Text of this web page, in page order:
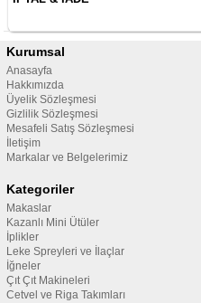
Kurumsal
Anasayfa
Hakkımızda
Üyelik Sözleşmesi
Gizlilik Sözleşmesi
Mesafeli Satış Sözleşmesi
İletişim
Markalar ve Belgelerimiz
Kategoriler
Makaslar
Kazanlı Mini Ütüler
İplikler
Leke Spreyleri ve İlaçlar
İğneler
Çıt Çıt Makineleri
Cetvel ve Riga Takımları